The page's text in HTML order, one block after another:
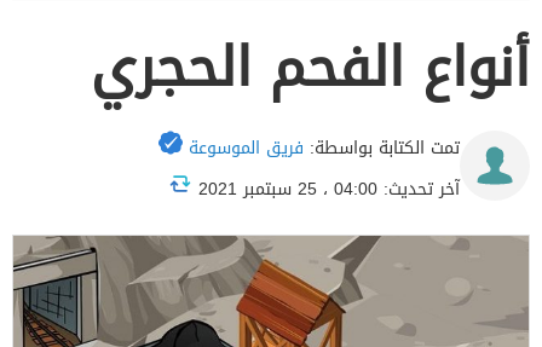
أنواع الفحم الحجري
تمت الكتابة بواسطة: فريق الموسوعة
آخر تحديث: 04:00 ، 25 سبتمبر 2021